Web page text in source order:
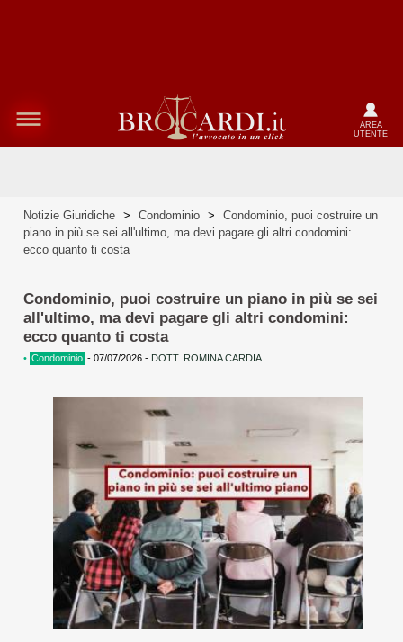
AREA
UTENTE
Notizie Giuridiche > Condominio >
Condominio, puoi costruire un
piano in più se sei all'ultimo, ma devi pagare gli altri condomini:
ecco quanto ti costa
Condominio, puoi costruire un piano in più se sei
all'ultimo, ma devi pagare gli altri condomini:
ecco quanto ti costa
• Condominio - 07/07/2026 - DOTT. ROMINA CARDIA